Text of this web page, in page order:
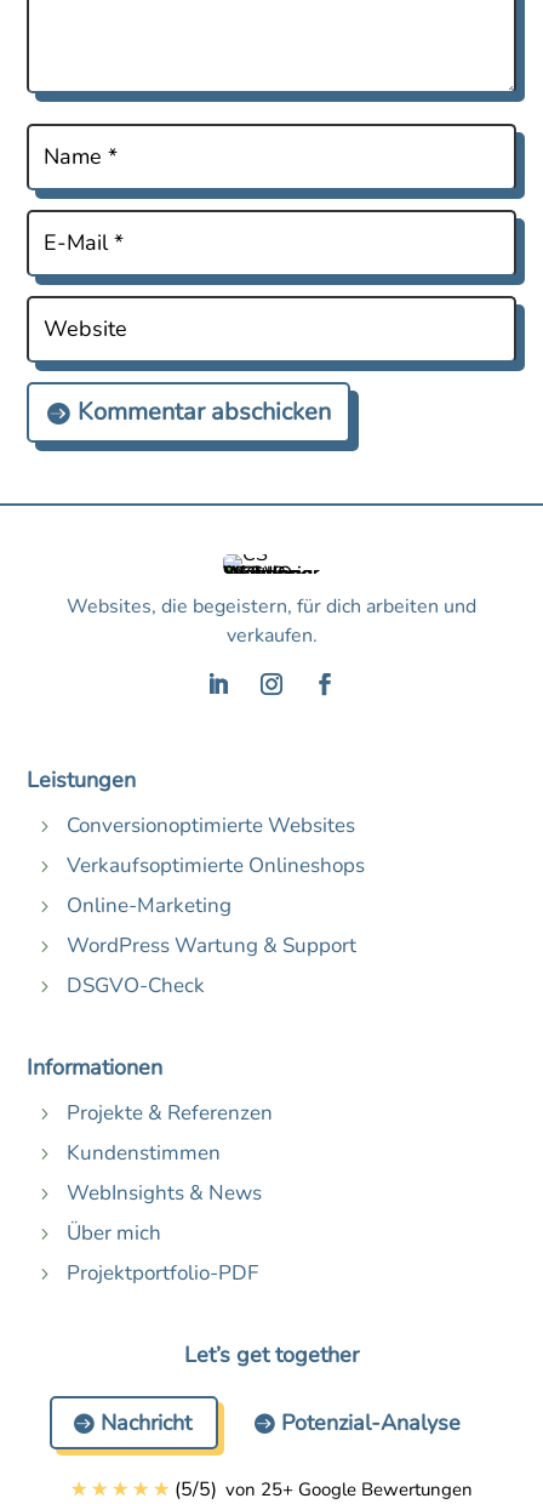
Kommentar abschicken
Websites, die begeistern, für dich arbeiten und
verkaufen.
Leistungen
5 Conversionoptimierte Websites
5 Verkaufsoptimierte Onlineshops
5 Online-Marketing
5 WordPress Wartung & Support
5 DSGVO-Check
Informationen
5 Projekte & Referenzen
5 Kundenstimmen
5 WebInsights & News
5 Über mich
5 Projektportfolio-PDF
Let’s get together
Nachricht Potenzial-Analyse
☆ ☆ ☆ ☆ ☆ (5/5) von 25+ Google Bewertungen